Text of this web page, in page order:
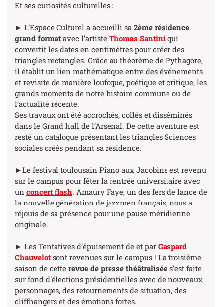
Et ses curiosités culturelles :
► L’Espace Culturel a accueilli sa 2ème résidence
grand format avec l’artiste Thomas Santini qui
convertit les dates en centimètres pour créer des
triangles rectangles. Grâce au théorème de Pythagore,
il établit un lien mathématique entre des événements
et revisite de manière loufoque, poétique et critique, les
grands moments de notre histoire commune ou de
l’actualité récente.
Ses travaux ont été accrochés, collés et disséminés
dans le Grand hall de l’Arsenal. De cette aventure est
resté un catalogue présentant les triangles Sciences
sociales créés pendant sa résidence.
►Le festival toulousain Piano aux Jacobins est revenu
sur le campus pour fêter la rentrée universitaire avec
un concert flash. Amaury Faye, un des fers de lance de
la nouvelle génération de jazzmen français, nous a
réjouis de sa présence pour une pause méridienne
originale.
► Les Tentatives d’épuisement de et par Gaspard
Chauvelot sont revenues sur le campus ! La troisième
saison de cette revue de presse théâtralisée s’est faite
sur fond d'élections présidentielles avec de nouveaux
personnages, des retournements de situation, des
cliffhangers et des émotions fortes.